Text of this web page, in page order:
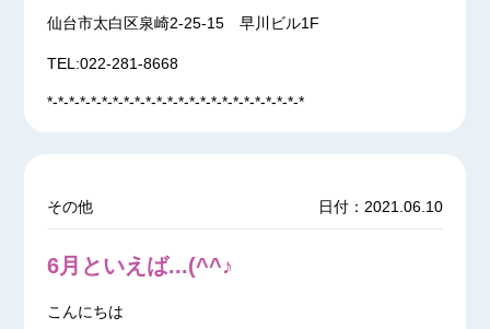
仙台市太白区泉崎2-25-15 早川ビル1F
TEL:022-281-8668
*-*-*-*-*-*-*-*-*-*-*-*-*-*-*-*-*-*-*-*-*-*-*-*
その他 日付：2021.06.10
6月といえば...(^^♪
こんにちは